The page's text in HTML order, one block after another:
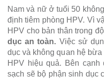
Nam và nữ ở tuổi 50
định tiêm phòng HPV. Vì
HPV cho bản thân trong
dục an toàn. Việc sử
dục và không quan hệ
HPV hiệu quả. Bên
sạch sẽ bộ phận sinh dục